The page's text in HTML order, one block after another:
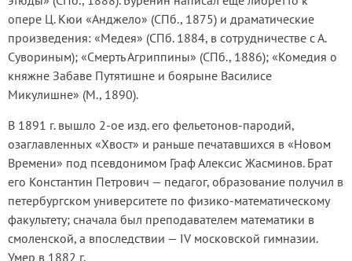
опере Ц. Кюи «Анджело» (СПб., 1875) и драматические
произведения: «Медея» (СПб. 1884, в сотрудничестве с А.
Сувориным); «Смерть Агриппины» (СПб., 1886); «Комедия о
княжне Забаве Путятишне и боярыне Василисе
Микулишне» (М., 1890).
В 1891 г. вышло 2-ое изд. его фельетонов-пародий,
озаглавленных «Хвост» и раньше печатавшихся в «Новом
Времени» под псевдонимом Граф Алексис Жасминов. Брат
его Константин Петрович — педагог, образование получил в
петербургском университете по физико-математическому
факультету; сначала был преподавателем математики в
смоленской, а впоследствии — IV московской гимназии.
Умер в 1882 г.